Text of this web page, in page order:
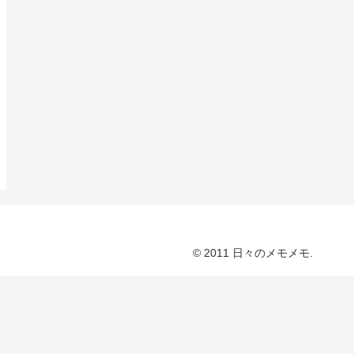
© 2011 日々のメモメモ.